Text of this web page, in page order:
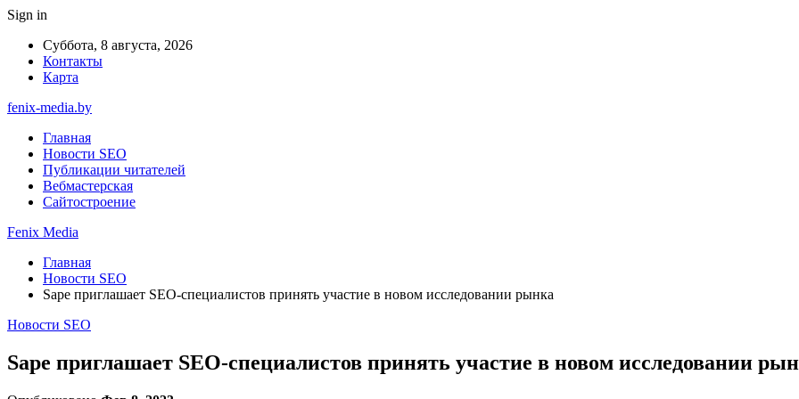
Sign in
Суббота, 8 августа, 2026
Контакты
Карта
fenix-media.by
Главная
Новости SEO
Публикации читателей
Вебмастерская
Сайтостроение
Fenix Media
Главная
Новости SEO
Sape приглашает SEO-специалистов принять участие в новом исследовании рынка
Новости SEO
Sape приглашает SEO-специалистов принять участие в новом исследовании